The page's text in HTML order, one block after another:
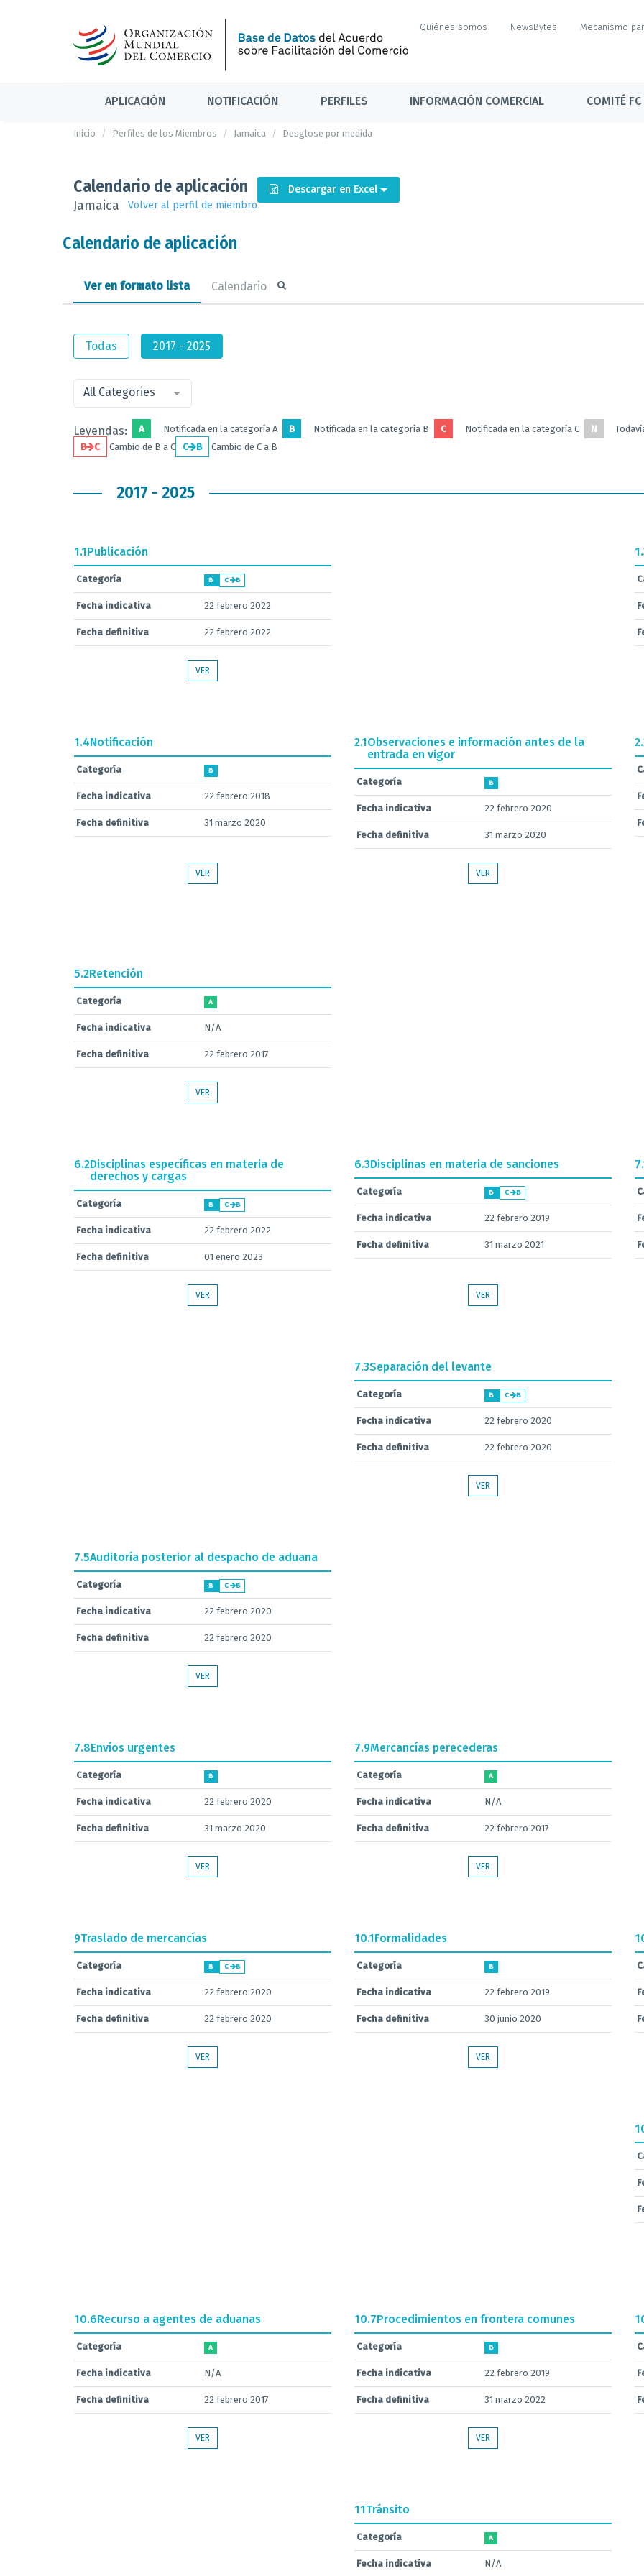
Quiénes somos NewsBytes Mecanismo
APLICACIÓN NOTIFICACIÓN PERFILES INFORMACIÓN COMERCIAL COMITÉ FC
Inicio Perfiles de los Miembros Jamaica Desglose por medida
Calendario de aplicación
Jamaica Volver al perfil de miembro
Descargar en Excel
Calendario de aplicación
Ver en formato lista Calendario
Todas 2017 - 2025
All Categories
Leyendas: A Notificada en la categoría A B Notificada en la categoría B C Notificada en la categoría C N
B
C Cambio de B a C C B Cambio de C a B
2017 - 2025
1.1Publicación
Categoría B C B
Fecha indicativa 22 febrero 2022
Fecha definitiva 22 febrero 2022
VER
1.4Notificación
Categoría B
Fecha indicativa 22 febrero 2018
Fecha definitiva 31 marzo 2020
VER
2.1Observaciones e información antes de la
entrada en vigor
Categoría B
Fecha indicativa 22 febrero 2020
Fecha definitiva 31 marzo 2020
VER
5.2Retención
Categoría A
Fecha indicativa N/A
Fecha definitiva 22 febrero 2017
VER
6.2Disciplinas específicas en materia de
derechos y cargas
Categoría B C B
Fecha indicativa 22 febrero 2022
Fecha definitiva 01 enero 2023
VER
6.3Disciplinas en materia de sanciones
Categoría B C B
Fecha indicativa 22 febrero 2019
Fecha definitiva 31 marzo 2021
VER
7.3Separación del levante
Categoría B C B
Fecha indicativa 22 febrero 2020
Fecha definitiva 22 febrero 2020
VER
7.5Auditoría posterior al despacho de aduana
Categoría B C B
Fecha indicativa 22 febrero 2020
Fecha definitiva 22 febrero 2020
VER
7.8Envíos urgentes
Categoría B
Fecha indicativa 22 febrero 2020
Fecha definitiva 31 marzo 2020
VER
7.9Mercancías perecederas
Categoría A
Fecha indicativa N/A
Fecha definitiva 22 febrero 2017
VER
9Traslado de mercancías
Categoría B C B
Fecha indicativa 22 febrero 2020
Fecha definitiva 22 febrero 2020
VER
10.1Formalidades
Categoría B
Fecha indicativa 22 febrero 2019
Fecha definitiva 30 junio 2020
VER
10.6Recurso a agentes de aduanas
Categoría A
Fecha indicativa N/A
Fecha definitiva 22 febrero 2017
VER
10.7Procedimientos en frontera comunes
Categoría B
Fecha indicativa 22 febrero 2019
Fecha definitiva 31 marzo 2022
VER
11Tránsito
Categoría A
Fecha indicativa N/A